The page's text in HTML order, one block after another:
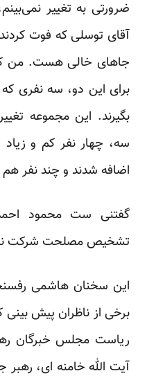
ضرورتی به تغییر
آقای توسلی که فوت
جاهای خالی هست. من
برای این دو، سه نفری که
بگیرند. این مجموعه
سه، چهار نفر کم و
اضافه شدند و چند نفر
گفتنی ست محمود
تشخیص مصلحت شرکت
این سخنان هاشمی
برخی از ناظران پیش بینی
ریاست مجلس خبرگان
آیت الله خامنه ای، رهبر